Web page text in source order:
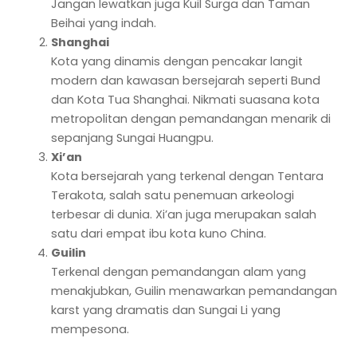
Jangan lewatkan juga Kuil Surga dan Taman
Beihai yang indah.
Shanghai
Kota yang dinamis dengan pencakar langit
modern dan kawasan bersejarah seperti Bund
dan Kota Tua Shanghai. Nikmati suasana kota
metropolitan dengan pemandangan menarik di
sepanjang Sungai Huangpu.
Xi’an
Kota bersejarah yang terkenal dengan Tentara
Terakota, salah satu penemuan arkeologi
terbesar di dunia. Xi’an juga merupakan salah
satu dari empat ibu kota kuno China.
Guilin
Terkenal dengan pemandangan alam yang
menakjubkan, Guilin menawarkan pemandangan
karst yang dramatis dan Sungai Li yang
mempesona.